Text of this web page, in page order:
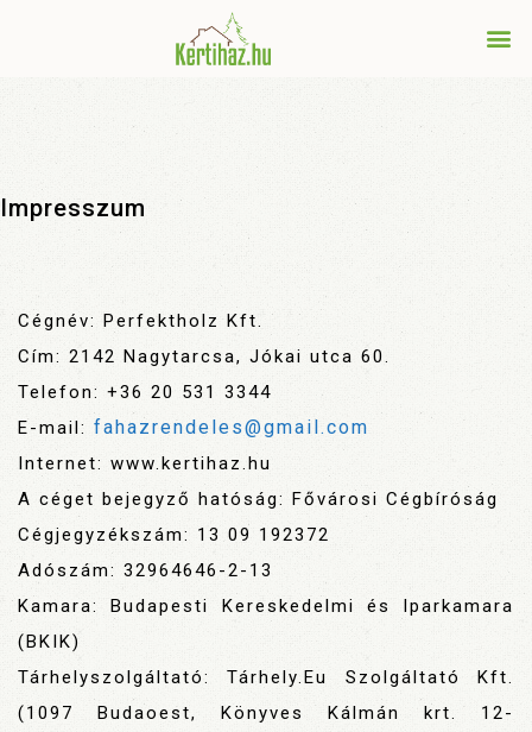
Impresszum
Cégnév: Perfektholz Kft.
Cím: 2142 Nagytarcsa, Jókai utca 60.
Telefon: +36 20 531 3344
E-mail: fahazrendeles@gmail.com
Internet: www.kertihaz.hu
A céget bejegyző hatóság: Fővárosi Cégbíróság
Cégjegyzékszám: 13 09 192372
Adószám: 32964646-2-13
Kamara: Budapesti Kereskedelmi és Iparkamara
(BKIK)
Tárhelyszolgáltató: Tárhely.Eu Szolgáltató Kft.
(1097 Budaoest, Könyves Kálmán krt. 12-